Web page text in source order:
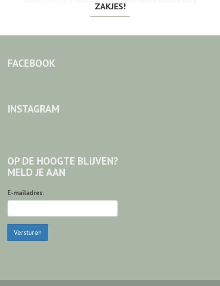
ZAKJES!
FACEBOOK
INSTAGRAM
OP DE HOOGTE BLIJVEN?
MELD JE AAN
E-mailadres:
Versturen